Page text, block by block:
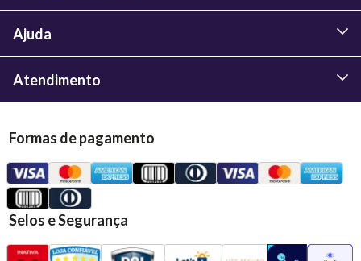
Ajuda
Atendimento
Formas de pagamento
Selos e Segurança